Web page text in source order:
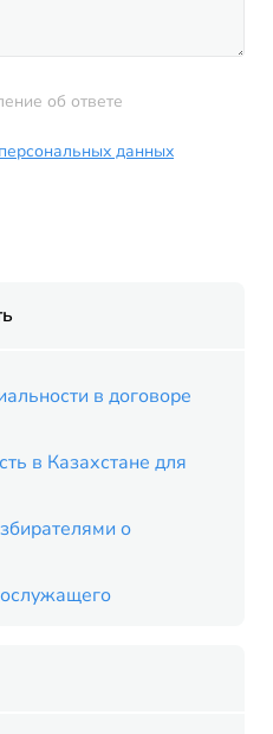
об ответе
данных
в договоре
в Казахстане для
о